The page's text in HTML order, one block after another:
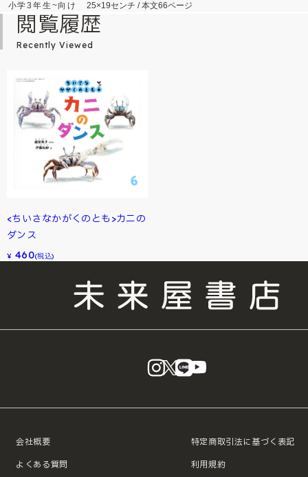
小学3年生~向け 25×19センチ / 本文66ページ
閲覧履歴
Recently Viewed
<ちいさなかがくのとも>カニの
ダンス
¥ 460(税込)
instagram
X LINE
会社概要
よくある質問
特定商取引法に基づく表記
利用規約